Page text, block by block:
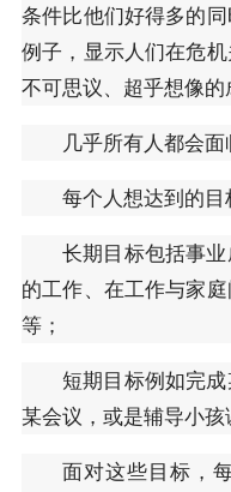
条件比他们好得多的
例子，显示人们在危
不可思议、超乎想像的
几乎所有人都会面
每个人想达到的目
长期目标包括事
的工作、在工作与家
等；
短期目标例如完
某会议，或是辅导小孩
面对这些目标，